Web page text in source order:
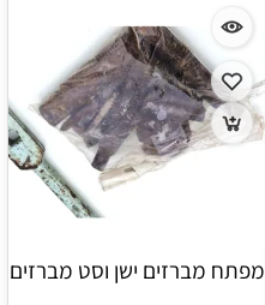
מפתח מברזים ישן וסט מברזים